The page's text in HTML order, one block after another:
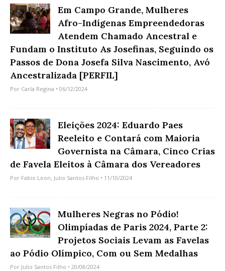
Em Campo Grande, Mulheres
Afro-Indígenas Empreendedoras
Atendem Chamado Ancestral e
Fundam o Instituto As Josefinas, Seguindo os
Passos de Dona Josefa Silva Nascimento, Avó
Ancestralizada [PERFIL]
Por Carla Regina • 06/12/2024
Eleições 2024: Eduardo Paes
Reeleito e Contará com Maioria
Governista na Câmara, Cinco Crias
de Favela Eleitos à Câmara dos Vereadores
Por Fabio Leon, Julio Santos Filho • 11/10/2024
Mulheres Negras no Pódio!
Olimpíadas de Paris 2024, Parte 2:
Projetos Sociais Levam as Favelas
ao Pódio Olímpico, Com ou Sem Medalhas
Por Julio Santos Filho • 20/08/2024